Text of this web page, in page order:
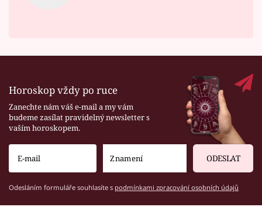
Horoskop vždy po ruce
Zanechte nám váš e-mail a my vám
budeme zasílat pravidelný newsletter s
vaším horoskopem.
ODESLAT
Odesláním formuláře souhlasíte s podmínkami zpracování osobních údajů